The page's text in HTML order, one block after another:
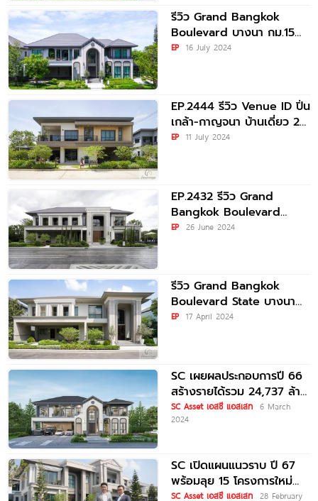
รีวิว Grand Bangkok
Boulevard บางนา กม.15
บ้านเดี่ยวหรูซีรีส์ใหม่
EP 16 July 2024
EP.2444 รีวิว Venue ID ปิ่น
เกล้า-กาญจนา บ้านเดี่ยว 2
ชั้น เริ่มต้น 7-14
EP 11 July 2024
EP.2432 รีวิว Grand
Bangkok Boulevard
เพชรเกษม-กาญจนา
EP 26 June 2024
รีวิว Grand Bangkok
Boulevard State บางนา
คฤหาสน์หรู 2 ชั้น แรงบันดาล
EP 17 April 2024
SC เผยผลประกอบการปี 66
สร้างรายได้รวม 24,737 ล้าน
บาท 16-17 มี.ค.นี้ พร้อมเปิด
2
SC Asset เอสซี แอสเสท 6 March
2024
SC เปิดแผนแนวราบ ปี 67
พร้อมลุย 15 โครงการใหม่
มูลค่ารวม 2.5 หมื่นล้านบาท
SC Asset เอสซี แอสเสท 28 February